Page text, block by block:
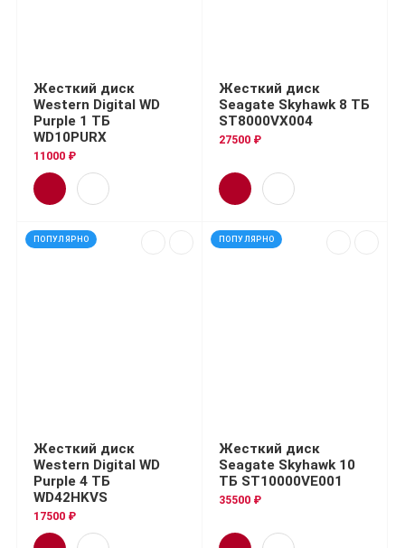
Жесткий диск
Western Digital WD
Purple 1 ТБ
WD10PURX
11000 ₽
Жесткий диск
Seagate Skyhawk 8 ТБ
ST8000VX004
27500 ₽
ПОПУЛЯРНО
Жесткий диск
Western Digital WD
Purple 4 ТБ
WD42HKVS
17500 ₽
ПОПУЛЯРНО
Жесткий диск
Seagate Skyhawk 10
ТБ ST10000VE001
35500 ₽